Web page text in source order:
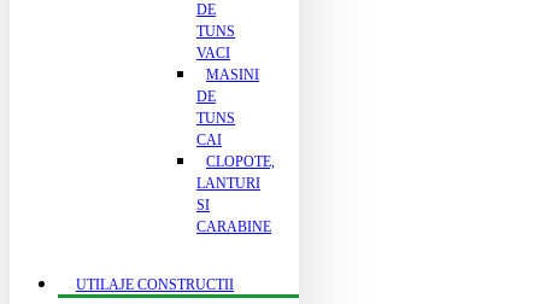
DE
TUNS
VACI
MASINI
DE
TUNS
CAI
CLOPOTE,
LANTURI
SI
CARABINE
UTILAJE CONSTRUCTII